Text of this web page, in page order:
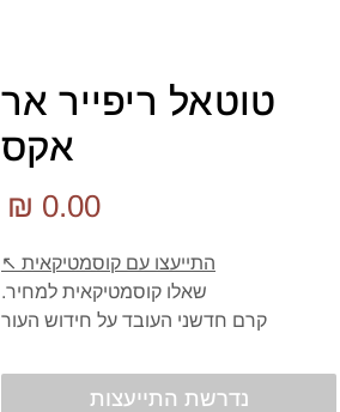
טוטאל ריפייר אר
אקס
התייעצו עם קוסמטיקאית ↖️
שאלו קוסמטיקאית למחיר.
קרם חדשני העובד על חידוש העור
נדרשת התייעצות